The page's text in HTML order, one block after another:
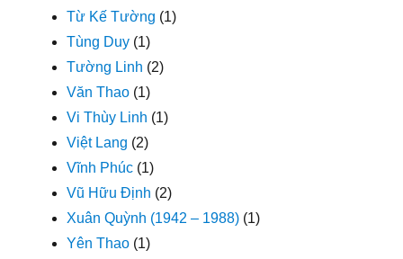
Từ Kế Tường (1)
Tùng Duy (1)
Tường Linh (2)
Văn Thao (1)
Vi Thùy Linh (1)
Việt Lang (2)
Vĩnh Phúc (1)
Vũ Hữu Định (2)
Xuân Quỳnh (1942 – 1988) (1)
Yên Thao (1)